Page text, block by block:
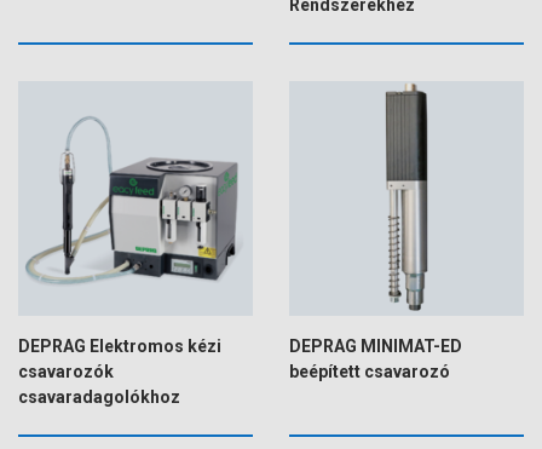
Rendszerekhez
DEPRAG Elektromos kézi
csavarozók
csavaradagolókhoz
DEPRAG MINIMAT-ED
beépített csavarozó